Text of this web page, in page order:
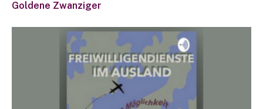
Goldene Zwanziger